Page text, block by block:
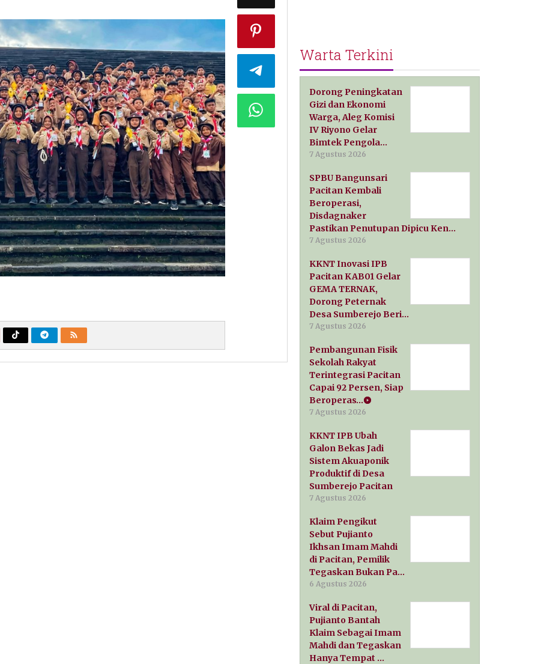
Warta Terkini
Dorong Peningkatan
Gizi dan Ekonomi
Warga, Aleg Komisi
IV Riyono Gelar
Bimtek Pengola…
7 Agustus 2026
SPBU Bangunsari
Pacitan Kembali
Beroperasi,
Disdagnaker
Pastikan Penutupan Dipicu Ken…
7 Agustus 2026
KKNT Inovasi IPB
Pacitan KAB01 Gelar
GEMA TERNAK,
Dorong Peternak
Desa Sumberejo Beri…
7 Agustus 2026
Pembangunan Fisik
Sekolah Rakyat
Terintegrasi Pacitan
Capai 92 Persen, Siap
Beroperas…
7 Agustus 2026
KKNT IPB Ubah
Galon Bekas Jadi
Sistem Akuaponik
Produktif di Desa
Sumberejo Pacitan
7 Agustus 2026
Klaim Pengikut
Sebut Pujianto
Ikhsan Imam Mahdi
di Pacitan, Pemilik
Tegaskan Bukan Pa…
6 Agustus 2026
Viral di Pacitan,
Pujianto Bantah
Klaim Sebagai Imam
Mahdi dan Tegaskan
Hanya Tempat …